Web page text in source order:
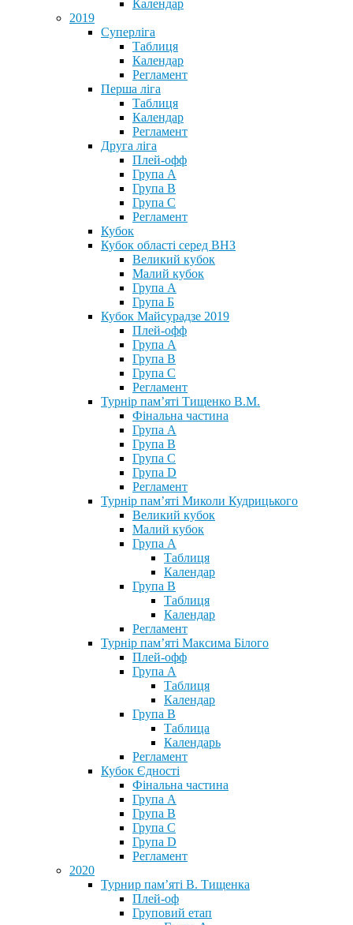
Календар
2019
Суперліга
Таблиця
Календар
Регламент
Перша ліга
Таблиця
Календар
Регламент
Друга ліга
Плей-офф
Група А
Група В
Група С
Регламент
Кубок
Кубок області серед ВНЗ
Великий кубок
Малий кубок
Група А
Група Б
Кубок Майсурадзе 2019
Плей-офф
Група А
Група В
Група С
Регламент
Турнір пам’яті Тищенко В.М.
Фінальна частина
Група А
Група В
Група С
Група D
Регламент
Турнір пам’яті Миколи Кудрицького
Великий кубок
Малий кубок
Група А
Таблиця
Календар
Група В
Таблиця
Календар
Регламент
Турнір пам’яті Максима Білого
Плей-офф
Група А
Таблиця
Календар
Група В
Таблица
Календарь
Регламент
Кубок Єдності
Фінальна частина
Група А
Група В
Група С
Група D
Регламент
2020
Турнир пам’яті В. Тищенка
Плей-оф
Груповий етап